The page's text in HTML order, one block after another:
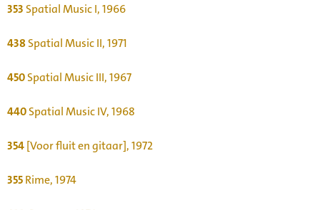
353 Spatial Music I, 1966
438Spatial Music II, 1971
450Spatial Music III, 1967
440Spatial Music IV, 1968
354[Voor fluit en gitaar], 1972
355Rime, 1974